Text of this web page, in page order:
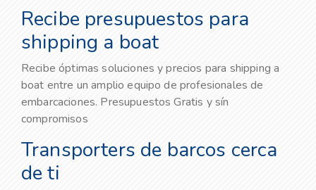
Recibe presupuestos para
shipping a boat
Recibe óptimas soluciones y precios para shipping a
boat entre un amplio equipo de profesionales de
embarcaciones. Presupuestos Gratis y sín
compromisos
Transporters de barcos cerca
de ti